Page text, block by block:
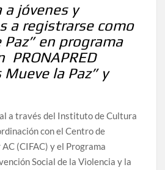
a jóvenes y
a registrarse como
Paz” en programa
PRONAPRED
Mueve la Paz” y
a través del Instituto de Cultura
con el Centro de
(CIFAC) y el Programa
Social de la Violencia y la